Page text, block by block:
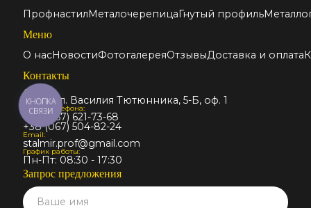
ПрофнастилМеталочерепицаГнутый профиль
Меню
О насНовостиФотогалереяОтзывыДоставка и оплата
Контакты
Адрес:
Киев, ул. Василия Тютюнника, 5-Б, оф. 1
Номер телефона:
+38 (067) 621-73-68
+38 (067) 504-82-24
Email:
stalmir.prof@gmail.com
График работы:
Пн-Пт: 08:30 - 17:30
Запрос предложения
КНОПКА
СВЯЗИ